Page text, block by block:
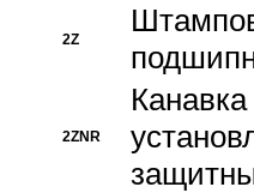
2Z
2ZNR